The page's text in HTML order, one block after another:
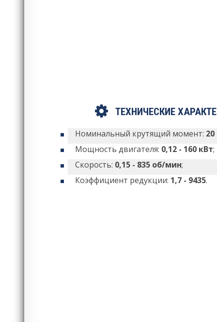
ТЕХНИЧЕСКИЕ
Номинальный крутящий момент:
Мощность двигателя: 0,12 - 160 кВт;
Скорость: 0,15 - 835 об/мин;
Коэффициент редукции: 1,7 - 9435.